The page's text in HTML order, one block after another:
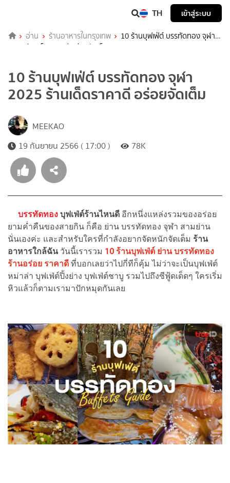
TH เข้าสู่ระบบ
อ่าน ร้านอาหารในกรุงเทพ
10 ร้านบุฟเฟ่ต์ บรรทัดทอง จุฬา
2025 ร้านเด็ดราคาดี อร่อยจัดเต็ม
10 ร้านบุฟเฟ่ต์ บรรทัดทอง จุฬา
2025 ร้านเด็ดราคาดี อร่อยจัดเต็ม
MEEKAO
19 กันยายน 2566 ( 17:00 )
78K
บรรทัดทอง บุฟเฟ่ต์ร้านไหนดี อีกหนึ่งแหล่งรวมของอร่อย
ยามค่ำคืนของสายกิน ก็คือ ย่าน บรรทัดทอง จุฬา สามย่าน
นั่นเองค่ะ และสำหรับใครที่กำลังอยากจัดหนักจัดเต็ม ร้าน
อาหารใกล้ฉันวันนี้เรารวม 10 ร้านบุฟเฟ่ต์ ย่าน บรรทัดทอง
ร้านอร่อย ราคาดี ที่บอกเลยว่าไปกี่ทีก็คุ้ม ไม่ว่าจะเป็นบุฟเฟ่ต์
หม่าล่า บุฟเฟ่ต์ปิ้งย่าง บุฟเฟ่ต์ชาบู รวมไปถึงซีฟู้ดเด็ดๆ ใครเริ่ม
หิวแล้วก็ตามเรามาปักหมุดกันเลย